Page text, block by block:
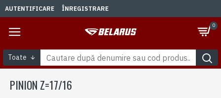
AUTENTIFICARE ÎNREGISTRARE
0
Toate
PINION Z=17/16